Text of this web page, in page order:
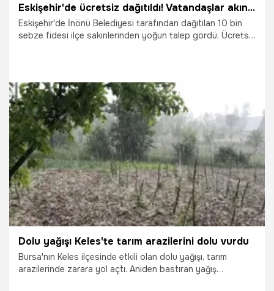
Eskişehir'de ücretsiz dağıtıldı! Vatandaşlar akın etti, hepsi dakikalar içinde tükendi
Eskişehir'de İnönü Belediyesi tarafından dağıtılan 10 bin
sebze fidesi ilçe sakinlerinden yoğun talep gördü. Ücretsiz
18.06.2026 Eskişehir
Dolu yağışı Keles'te tarım arazilerini dolu vurdu
Bursa'nın Keles ilçesinde etkili olan dolu yağışı, tarım
arazilerinde zarara yol açtı. Aniden bastıran yağış